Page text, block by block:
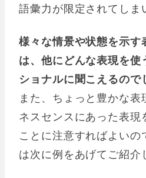
語彙力が限定されてしま
様々な情景や状態を示す
は、他にどんな表現を使
ショナルに聞こえるので
また、ちょっと豊かな
ネスセンスにあった表現
ことに注意すればよい
は次に例をあげてご紹介